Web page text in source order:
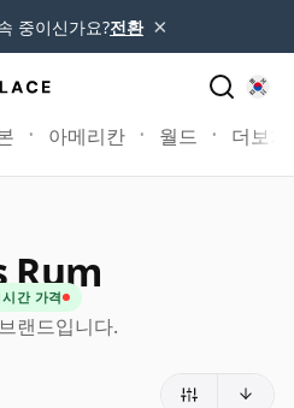
중이신가요?전환 ×
아메리칸 월드 더보기
Rum
간 가격
랜드입니다.